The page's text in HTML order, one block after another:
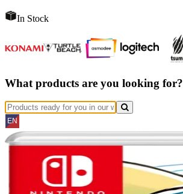
In Stock
What products are you looking for?